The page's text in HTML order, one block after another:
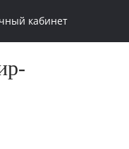
кабинет